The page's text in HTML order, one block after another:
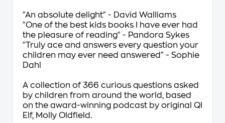
"An absolute delight" - David Walliams
"One of the best kids books I have ever had
the pleasure of reading" - Pandora Sykes
"Truly ace and answers every question your
children may ever need answered" - Sophie
Dahl
A collection of 366 curious questions asked
by children from around the world, based
on the award-winning podcast by original QI
Elf, Molly Oldfield.